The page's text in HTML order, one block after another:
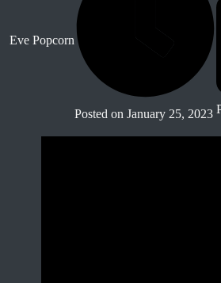
Eve Popcorn
Posted on January 25, 2023